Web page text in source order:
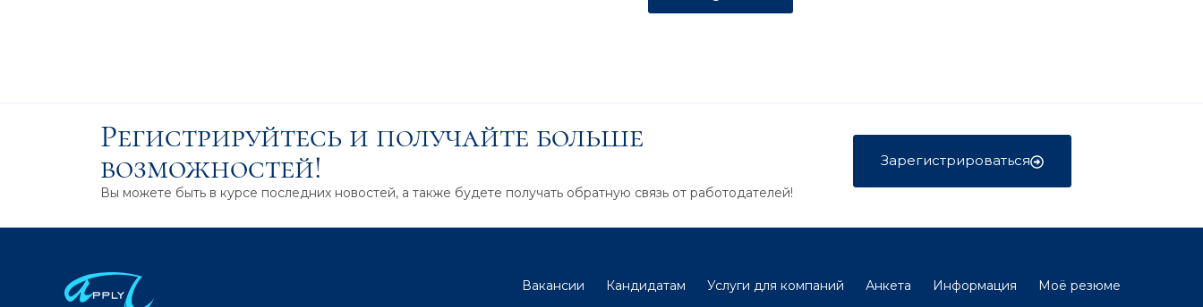
Регистрируйтесь и получайте больше
возможностей!
Вы можете быть в курсе последних новостей, а также будете получать обратную связь от работодателей!
Зарегистрироваться
Вакансии Кандидатам Услуги для компаний Анкета Информация
Моё резюме